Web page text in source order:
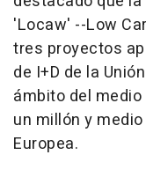
'Locaw' --Low
tres proyectos
de I+D de la
ámbito del
un millón y
Europea.